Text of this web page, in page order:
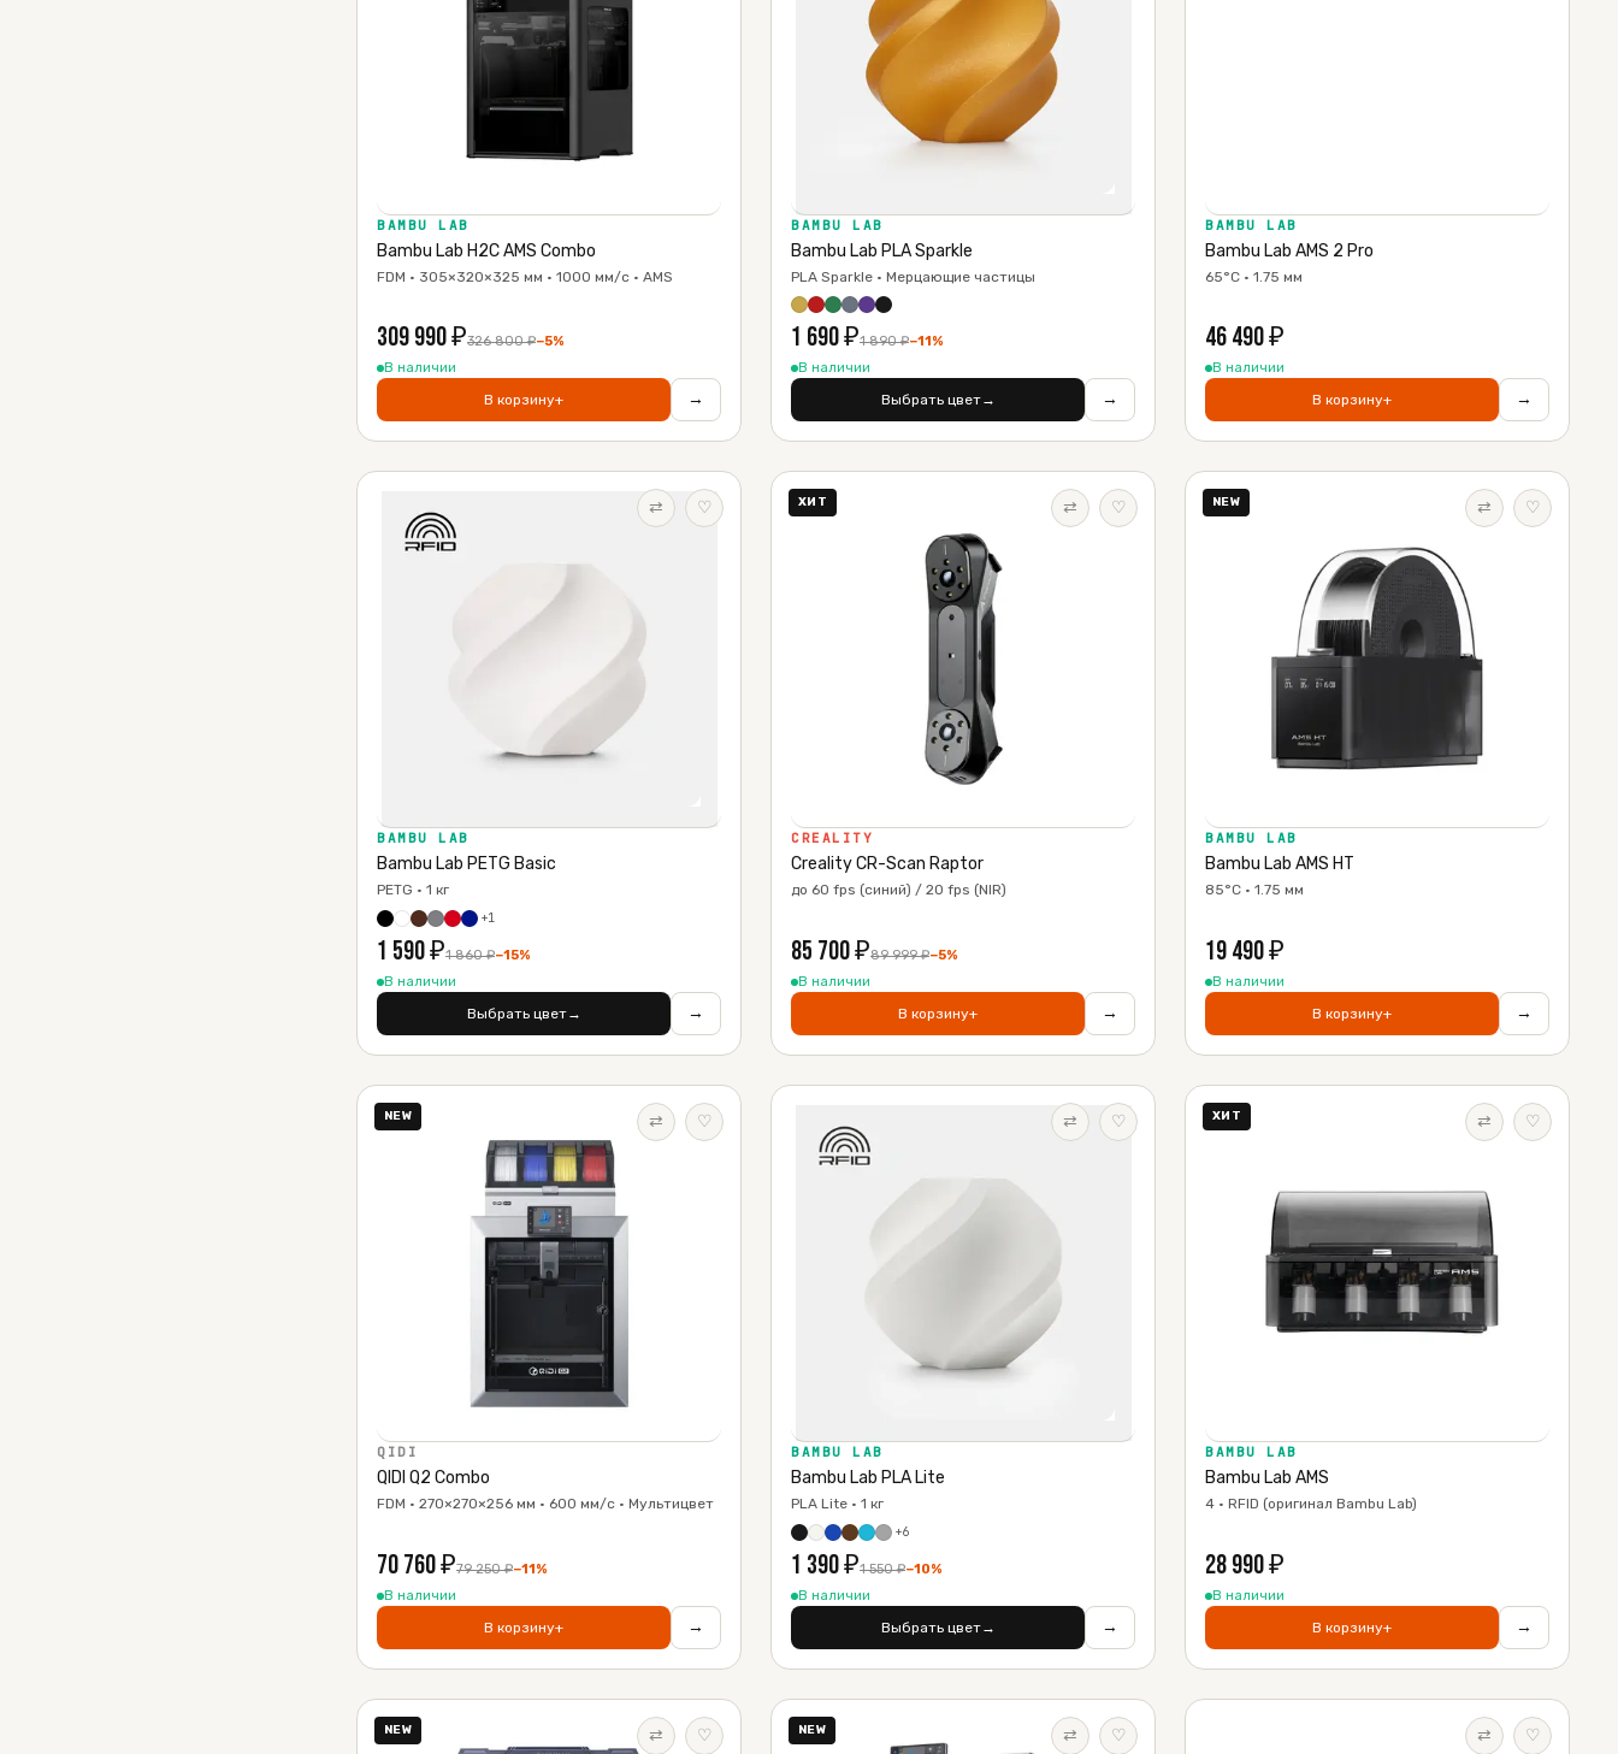
BAMBU LAB
Bambu Lab H2C AMS Combo
FDM · 305×320×325 мм · 1000 мм/с · AMS
309 990₽326 800₽−5%
В наличии
В корзину+ →
BAMBU LAB
Bambu Lab PLA Sparkle
PLA Sparkle · Мерцающие частицы
1 690₽1 890₽−11%
В наличии
Выбрать цвет→ →
BAMBU LAB
Bambu Lab AMS 2 Pro
65°C · 1.75 мм
46 490₽
В наличии
В корзину+ →
⇄ ♡
BAMBU LAB
Bambu Lab PETG Basic
PETG · 1 кг
+1
1 590₽1 860₽−15%
В наличии
Выбрать цвет→ →
ХИТ ⇄ ♡
CREALITY
Creality CR-Scan Raptor
до 60 fps (синий) / 20 fps (NIR)
85 700₽89 999₽−5%
В наличии
В корзину+ →
NEW ⇄ ♡
BAMBU LAB
Bambu Lab AMS HT
85°C · 1.75 мм
19 490₽
В наличии
В корзину+ →
NEW ⇄ ♡
QIDI
QIDI Q2 Combo
FDM · 270×270×256 мм · 600 мм/с · Мультицвет
70 760₽79 250₽−11%
В наличии
В корзину+ →
⇄ ♡
BAMBU LAB
Bambu Lab PLA Lite
PLA Lite · 1 кг
+6
1 390₽1 550₽−10%
В наличии
Выбрать цвет→ →
ХИТ ⇄ ♡
BAMBU LAB
Bambu Lab AMS
4 · RFID (оригинал Bambu Lab)
28 990₽
В наличии
В корзину+ →
NEW ⇄ ♡ NEW ⇄ ♡ ⇄ ♡